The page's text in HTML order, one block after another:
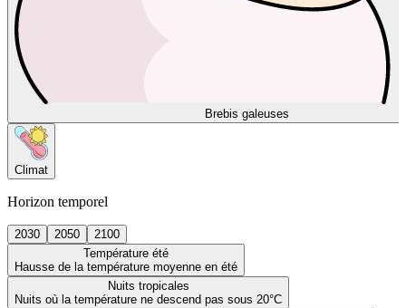
Brebis galeuses
Climat
Horizon temporel
2030 2050
2100
Température été
Hausse de la température moyenne en été
Nuits tropicales
Nuits où la température ne descend pas sous 20°C